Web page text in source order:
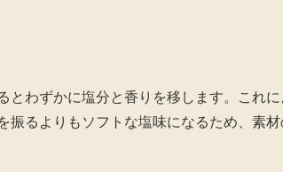
とわずかに塩分と香りを移します。これ
るよりもソフトな塩味になるため、素材